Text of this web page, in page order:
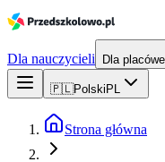
Dla nauczycieli Dla
🇵🇱Polski PL
Strona główna